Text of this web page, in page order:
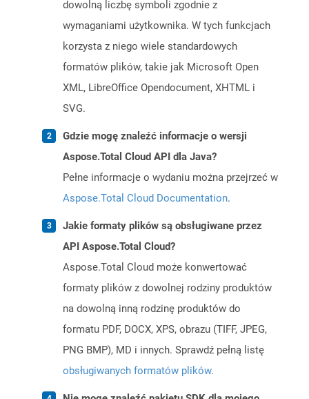
dowolną liczbę symboli zgodnie z
wymaganiami użytkownika. W tych funkcjach
korzysta z niego wiele standardowych
formatów plików, takie jak Microsoft Open
XML, LibreOffice Opendocument, XHTML i
SVG.
Gdzie mogę znaleźć informacje o wersji
Aspose.Total Cloud API dla Java?
Pełne informacje o wydaniu można przejrzeć w
Aspose.Total Cloud Documentation.
Jakie formaty plików są obsługiwane przez
API Aspose.Total Cloud?
Aspose.Total Cloud może konwertować
formaty plików z dowolnej rodziny produktów
na dowolną inną rodzinę produktów do
formatu PDF, DOCX, XPS, obrazu (TIFF, JPEG,
PNG BMP), MD i innych. Sprawdź pełną listę
obsługiwanych formatów plików.